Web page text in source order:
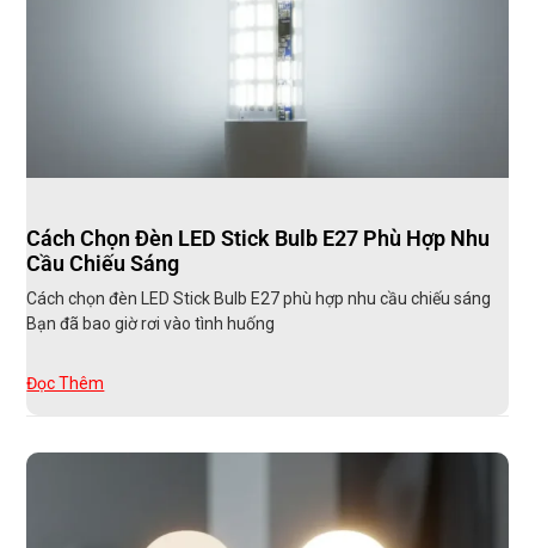
Cách Chọn Đèn LED Stick Bulb E27 Phù Hợp Nhu
Cầu Chiếu Sáng
Cách chọn đèn LED Stick Bulb E27 phù hợp nhu cầu chiếu sáng
Bạn đã bao giờ rơi vào tình huống
Đọc Thêm